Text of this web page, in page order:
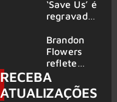
“Fortress”
gravada
am Ring
2026
‘Save Us’ é
regravada
membros
do GHOST
e KORN
Brandon
Flowers
reflete
sobre o
futuro e
levanta
RECEBA
ATUALIZAÇÕES